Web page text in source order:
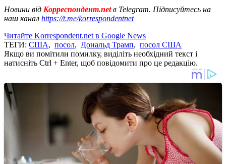
Новини від Корреспондент.netв Telegram. Підписуйтесь на
наш канал https://t.me/korrespondentnet
Читайте Korrespondent.net в Google News
ТЕГИ: США, посол, Дональд Трамп, посол США
Якщо ви помітили помилку, виділіть необхідний текст і
натисніть Ctrl + Enter, щоб повідомити про це редакцію.